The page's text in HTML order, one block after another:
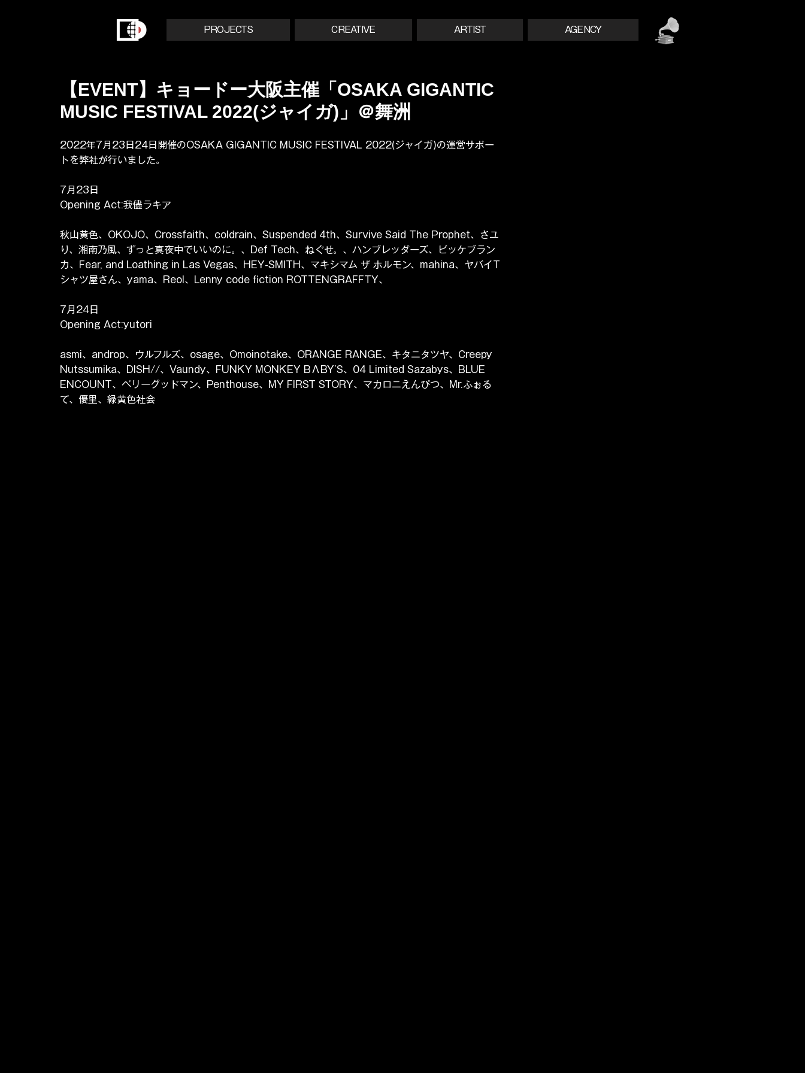
PROJECTS CREATIVE ARTIST AGENCY
【EVENT】キョードー大阪主催「OSAKA GIGANTIC
MUSIC FESTIVAL 2022(ジャイガ)」＠舞洲
2022年7月23日24日開催のOSAKA GIGANTIC MUSIC FESTIVAL 2022(ジャイガ)の運営サポー
トを弊社が行いました。
7月23日
Opening Act:我儘ラキア
秋山黄色、OKOJO、Crossfaith、coldrain、Suspended 4th、Survive Said The Prophet、さユ
り、湘南乃風、ずっと真夜中でいいのに。、Def Tech、ねぐせ。、ハンブレッダーズ、ビッケブラン
カ、Fear, and Loathing in Las Vegas、HEY-SMITH、マキシマム ザ ホルモン、mahina、ヤバイT
シャツ屋さん、yama、Reol、Lenny code fiction ROTTENGRAFFTY、
7月24日
Opening Act:yutori
asmi、androp、ウルフルズ、osage、Omoinotake、ORANGE RANGE、キタニタツヤ、Creepy
Nutssumika、DISH//、Vaundy、FUNKY MONKEY BΛBY’S、04 Limited Sazabys、BLUE
ENCOUNT、ベリーグッドマン、Penthouse、MY FIRST STORY、マカロニえんぴつ、Mr.ふぉる
て、優里、緑黄色社会